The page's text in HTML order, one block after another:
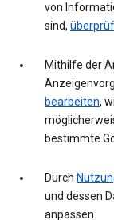
von
sind,
Mithilfe der
bearbeiten,
bestimmte
Durch
und dessen
anpassen.